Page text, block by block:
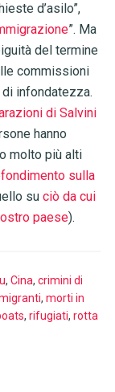
d’asilo”,
”. Ma
del termine
commissioni
infondatezza.
di Salvini
hanno
molto più alti
sulla
su ciò da cui
paese).
, Cina, crimini di
, morti in
, rifugiati, rotta